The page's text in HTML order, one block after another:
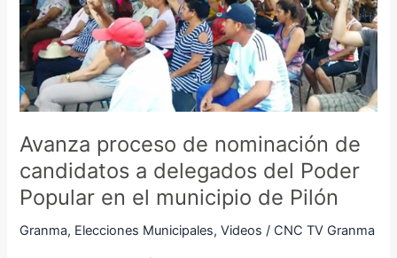
Avanza proceso de nominación de
candidatos a delegados del Poder
Popular en el municipio de Pilón
Granma, Elecciones Municipales,Videos / CNC TV Granma
de
candidatos
a
delegados
del
Popular
el
municipio
de